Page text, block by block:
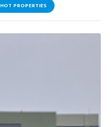
HOT PROPERTIES